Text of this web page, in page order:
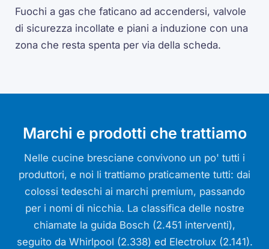
Fuochi a gas che faticano ad accendersi, valvole
di sicurezza incollate e piani a induzione con una
zona che resta spenta per via della scheda.
Marchi e prodotti che trattiamo
Nelle cucine bresciane convivono un po' tutti i
produttori, e noi li trattiamo praticamente tutti: dai
colossi tedeschi ai marchi premium, passando
per i nomi di nicchia. La classifica delle nostre
chiamate la guida Bosch (2.451 interventi),
seguito da Whirlpool (2.338) ed Electrolux (2.141).